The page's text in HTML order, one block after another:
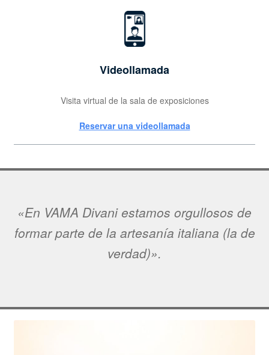
Videollamada
Visita virtual de la sala de exposiciones
Reservar una videollamada
«En VAMA Divani estamos orgullosos de
formar parte de la artesanía italiana (la de
verdad)».